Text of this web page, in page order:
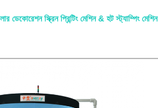
ডেকোরেশন স্ক্রিন প্রিন্টিং মেশিন & হট স্ট্যাম্পিং মেশিন